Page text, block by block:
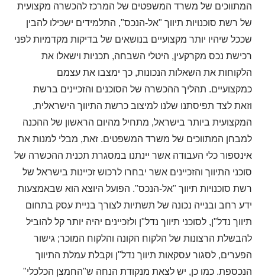
המתווכים של משרד המשפטים של המרכז להכשרה מקצועית
של רשת סוכנויות תיווך "אל-הנכס", התלמידים ישכילו להבין
שככל שיהיו יותר מקצועיים בנושאים של בדיקות מקדמיות לפני
רכישת נכס מקרקעין, היטלי השבחה, תכניות וישאלו את
הלקוחות את השאלות הנכונות, כך ימצבו את עצמם
כמקצועיים. תהליך ההכשרה של הסוכנים והזכיינים ברשת
וזאת לצד תפיסתנו שלנו למיצוב כרשת התיווך הישראלית,
המקצועית ביותר בישראל, מתחיל מהיום הראשון של ההכנה
למבחן המתווכים של משרד המשפטים. זאת, מבלי למנות את
אינספור כלי העבודה אשר יינתנו במסגרת תכנית ההכשרה של
סוכני התיווך והזכיינים אשר יבחרו לרכוש זכיינות בישראל של
רשת סוכנויות תיווך "אל-הנכס". הפועל היוצא הוא שבאמצעות
ידע רחב ובנייה נכונה של תשתיות לצורך בניית עסק בתחום
תיווך נדל"ן, לסוכני תיווך נדל"ן ולזכיינים יהיה יותר קל להוביל
להבשלת הרצונות של הלקוח הקונה והלקוח המוכר; גישור
הפערים, לסגור עסקאות תיווך נדל"ן וקבלת עמלת התיווך
הנכספת. כמו כן, יש לצאת מנקודת הנחה ש"החמצן הכלכלי"